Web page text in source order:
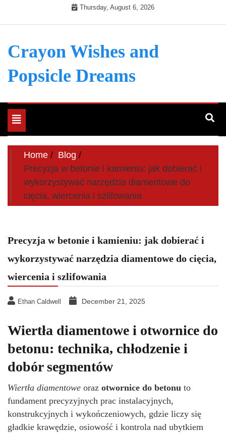
Thursday, August 6, 2026
Crayon Wishes and
Popsicle Dreams
Toggle
navigation
Home
Blog
Precyzja w betonie i kamieniu: jak dobierać i
wykorzystywać narzędzia diamentowe do
cięcia, wiercenia i szlifowania
Precyzja w betonie i kamieniu: jak dobierać i
wykorzystywać narzędzia diamentowe do cięcia,
wiercenia i szlifowania
Ethan Caldwell December 21, 2025
Wiertła diamentowe i otwornice do
betonu: technika, chłodzenie i
dobór segmentów
Wiertła diamentowe oraz otwornice do betonu to
fundament precyzyjnych prac instalacyjnych,
konstrukcyjnych i wykończeniowych, gdzie liczy się
gładkie krawędzie, osiowość i kontrola nad ubytkiem